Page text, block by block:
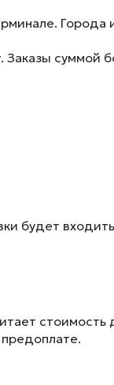
Города
Заказы суммой
будет